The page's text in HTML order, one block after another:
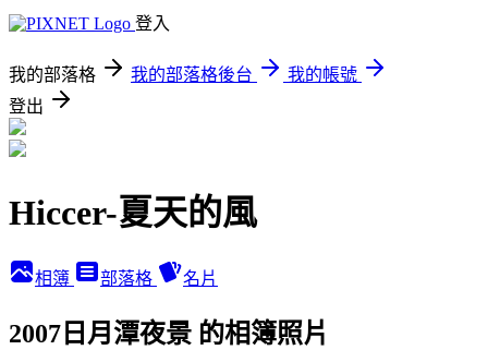
登入
我的部落格 我的部落格後台
我的帳號
登出
Hiccer-夏天的風
相簿 部落格 名片
2007日月潭夜景 的相簿照片